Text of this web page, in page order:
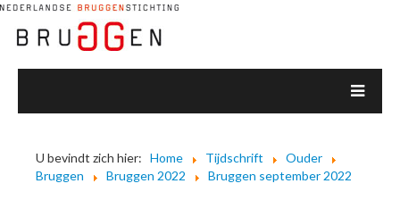
U bevindt zich hier: Home Tijdschrift
Ouder
Bruggen
Bruggen 2022 Bruggen september 2022